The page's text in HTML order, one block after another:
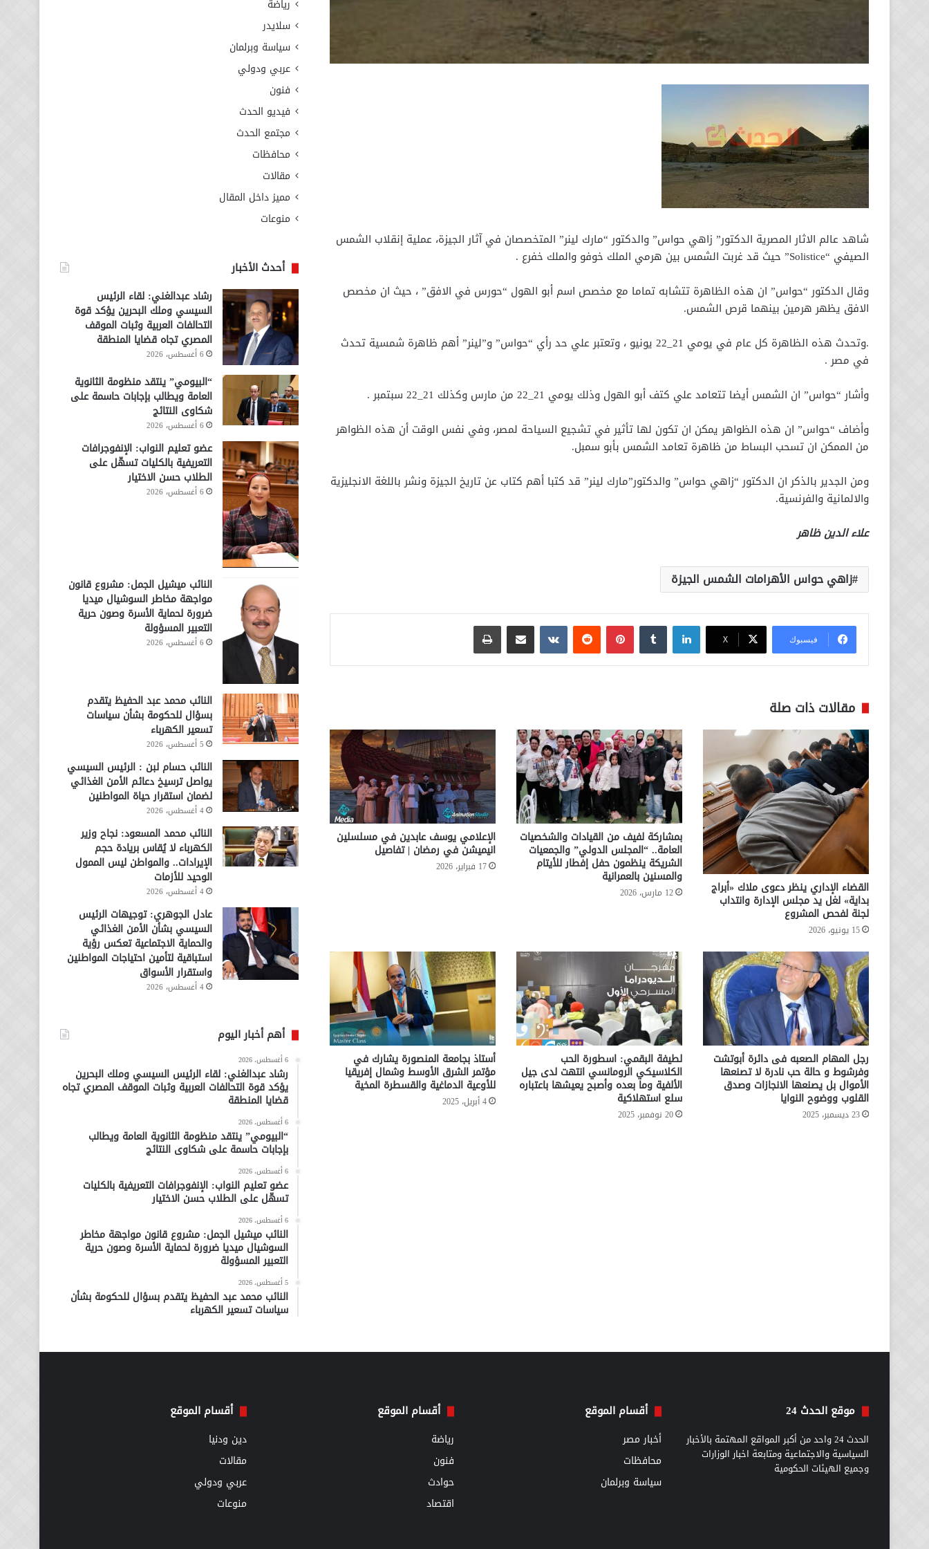
شاهد عالم الاثار المصرية الدكتور” زاهي حواس” والدكتور “مارك لينر” المتخصصان في آثار الجيزة، عملية إنقلاب الشمس
الصيفي “Solistice” حيث قد غربت الشمس بين هرمي الملك خوفو والملك خفرع .
وقال الدكتور “حواس” ان هذه الظاهرة تتشابه تماما مع مخصص اسم أبو الهول “حورس في الافق” ، حيث ان مخصص
الافق يظهر هرمين بينهما قرص الشمس.
.وتحدث هذه الظاهرة كل عام في يومي 21_22 يونيو ، وتعتبر علي حد رأي “حواس” و”لينر” أهم ظاهرة شمسية تحدث
في مصر .
وأشار “حواس” ان الشمس أيضا تتعامد علي كتف أبو الهول وذلك يومي 21_22 من مارس وكذلك 21_22 سبتمبر .
وأضاف “حواس” ان هذه الظواهر يمكن ان تكون لها تأثير في تشجيع السياحة لمصر، وفي نفس الوقت أن هذه الظواهر
من الممكن ان تسحب البساط من ظاهرة تعامد الشمس بأبو سمبل.
ومن الجدير بالذكر ان الدكتور “زاهي حواس” والدكتور”مارك لينر” قد كتبا أهم كتاب عن تاريخ الجيزة ونشر باللغة الانجليزية
والالمانية والفرنسية.
علاء الدين ظاهر
زاهي حواس الأهرامات الشمس الجيزة
فيسبوك ‫X
لينكدإن بينتيريست مشاركة عبر البريد طباعة
مقالات ذات صلة
القضاء الإداري ينظر دعوى ملاك «أبراج
بداية» لغل يد مجلس الإدارة وانتداب
لجنة لفحص المشروع
15 يونيو، 2026
بمشاركة لفيف من القيادات والشخصيات
العامة.. “المجلس الدولي” والجمعيات
الشريكة ينظمون حفل إفطار للأيتام
والمسنين بالعمرانية
12 مارس، 2026
الإعلامي يوسف عابدين في مسلسلين
انيميشن في رمضان | تفاصيل
17 فبراير، 2026
رجل المهام الصعبه فى دائرة أبوتشت
وفرشوط و حالة حب نادرة لا تصنعها
الأموال بل يصنعها الانجازات وصدق
القلوب ووضوح النوايا
23 ديسمبر، 2025
لطيفة البقمي: اسطورة الحب
الكلاسيكي الرومانسي انتهت لدى جيل
الألفية وما بعده وأصبح يعيشها باعتباره
سلع استهلاكية
20 نوفمبر، 2025
أستاذ بجامعة المنصورة يشارك في
مؤتمر الشرق الأوسط وشمال إفريقيا
للأوعية الدماغية والقسطرة المخية
4 أبريل، 2025
رياضة
سلايدر
سياسة وبرلمان
عربي ودولي
فنون
فيديو الحدث
مجتمع الحدث
محافظات
مقالات
مميز داخل المقال
منوعات
أحدث الأخبار
رشاد عبدالغني: لقاء الرئيس
السيسي وملك البحرين يؤكد قوة
التحالفات العربية وثبات الموقف
المصري تجاه قضايا المنطقة
6 أغسطس، 2026
“البيومي” ينتقد منظومة الثانوية
العامة ويطالب بإجابات حاسمة على
شكاوى النتائج
6 أغسطس، 2026
عضو تعليم النواب: الإنفوجرافات
التعريفية بالكليات تسهّل على
الطلاب حسن الاختيار
6 أغسطس، 2026
النائب ميشيل الجمل: مشروع قانون
مواجهة مخاطر السوشيال ميديا
ضرورة لحماية الأسرة وصون حرية
التعبير المسؤولة
6 أغسطس، 2026
النائب محمد عبد الحفيظ يتقدم
بسؤال للحكومة بشأن سياسات
تسعير الكهرباء
5 أغسطس، 2026
النائب حسام لبن : الرئيس السيسي
يواصل ترسيخ دعائم الأمن الغذائي
لضمان استقرار حياة المواطنين
4 أغسطس، 2026
النائب محمد المسعود: نجاح وزير
الكهرباء لا يُقاس بريادة حجم
الإيرادات.. والمواطن ليس الممول
الوحيد للأزمات
4 أغسطس، 2026
عادل الجوهري: توجيهات الرئيس
السيسي بشأن الأمن الغذائي
والحماية الاجتماعية تعكس رؤية
استباقية لتأمين احتياجات المواطنين
واستقرار الأسواق
4 أغسطس، 2026
أهم أخبار اليوم
6 أغسطس، 2026
رشاد عبدالغني: لقاء الرئيس السيسي وملك البحرين
يؤكد قوة التحالفات العربية وثبات الموقف المصري تجاه
قضايا المنطقة
6 أغسطس، 2026
“البيومي” ينتقد منظومة الثانوية العامة ويطالب
بإجابات حاسمة على شكاوى النتائج
6 أغسطس، 2026
عضو تعليم النواب: الإنفوجرافات التعريفية بالكليات
تسهّل على الطلاب حسن الاختيار
6 أغسطس، 2026
النائب ميشيل الجمل: مشروع قانون مواجهة مخاطر
السوشيال ميديا ضرورة لحماية الأسرة وصون حرية
التعبير المسؤولة
5 أغسطس، 2026
النائب محمد عبد الحفيظ يتقدم بسؤال للحكومة بشأن
سياسات تسعير الكهرباء
موقع الحدث 24
الحدث 24 واحد من أكبر المواقع المهتمة بالأخبار
السياسية والاجتماعية ومتابعة اخبار الوزارات
وجميع الهيئات الحكومية
أقسام الموقع
أخبار مصر
محافظات
سياسة وبرلمان
أقسام الموقع
رياضة
فنون
حوادث
اقتصاد
أقسام الموقع
دين ودنيا
مقالات
عربي ودولي
منوعات